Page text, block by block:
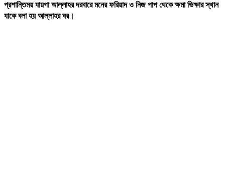
প্রশান্তিময়যায়গাআল্লাহরদরবারেমনেরফরিয়াদওনিজপাপথেকেক্ষমাভিক্ষারস্থান
যাকেবলাহয়আল্লাহরঘর।